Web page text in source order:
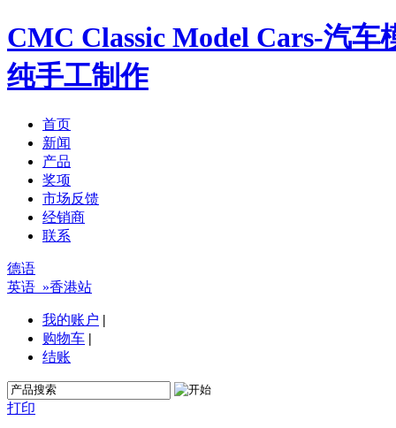
CMC Classic Model Cars-汽
纯手工制作
首页
新闻
产品
奖项
市场反馈
经销商
联系
德语
英语 »香港站
我的账户 |
购物车 |
结账
打印